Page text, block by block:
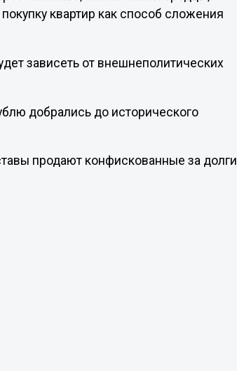
квартир как способ сложения
зависеть от внешнеполитических
добрались до исторического
продают конфискованные за долги